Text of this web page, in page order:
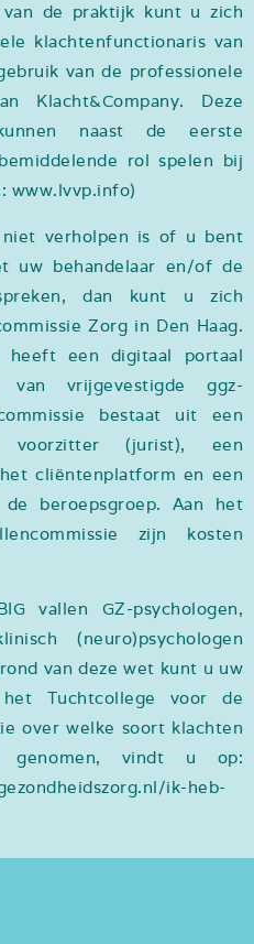
de praktijk kunt u zich
klachtenfunctionaris van
van de professionele
Klacht&Company. Deze
kunnen naast de eerste
rol spelen bij
www.lvvp.info)
verholpen is of u bent
uw behandelaar en/of de
dan kunt u zich
Zorg in Den Haag.
heeft een digitaal portaal
vrijgevestigde ggz-
bestaat uit een
voorzitter (jurist), een
cliëntenplatform en een
beroepsgroep. Aan het
zijn kosten
vallen GZ-psychologen,
(neuro)psychologen
van deze wet kunt u uw
Tuchtcollege voor de
over welke soort klachten
genomen, vindt u op:
ik-heb-